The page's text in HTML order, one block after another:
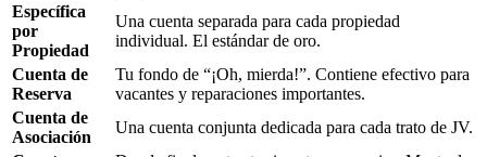
Específica
por
Propiedad
Una cuenta separada para cada propiedad
individual. El estándar de oro.
Cuenta de
Reserva
Tu fondo de “¡Oh, mierda!”. Contiene efectivo para
vacantes y reparaciones importantes.
Cuenta de
Asociación
Una cuenta conjunta dedicada para cada trato de JV.